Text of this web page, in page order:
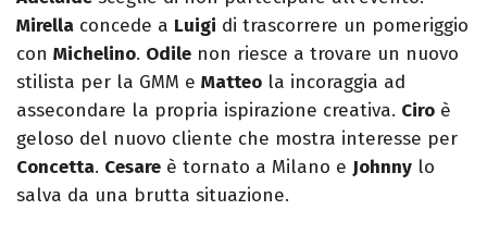
Mirella concede a Luigi di trascorrere un pomeriggio
con Michelino. Odile non riesce a trovare un nuovo
stilista per la GMM e Matteo la incoraggia ad
assecondare la propria ispirazione creativa. Ciro è
geloso del nuovo cliente che mostra interesse per
Concetta. Cesare è tornato a Milano e Johnny lo
salva da una brutta situazione.